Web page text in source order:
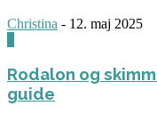
Christina - 12. maj 2025
Rodalon og
guide